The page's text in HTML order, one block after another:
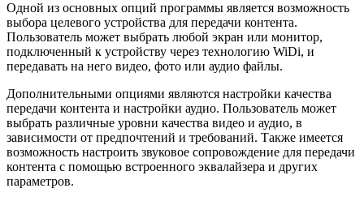
Одной из основных опций программы является возможность
выбора целевого устройства для передачи контента.
Пользователь может выбрать любой экран или монитор,
подключенный к устройству через технологию WiDi, и
передавать на него видео, фото или аудио файлы.
Дополнительными опциями являются настройки качества
передачи контента и настройки аудио. Пользователь может
выбрать различные уровни качества видео и аудио, в
зависимости от предпочтений и требований. Также имеется
возможность настроить звуковое сопровождение для передачи
контента с помощью встроенного эквалайзера и других
параметров.